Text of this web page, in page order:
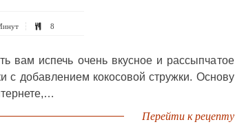
8
вам испечь очень вкусное и рассыпчатое
с добавлением кокосовой стружки. Основу
Перейти к рецепту